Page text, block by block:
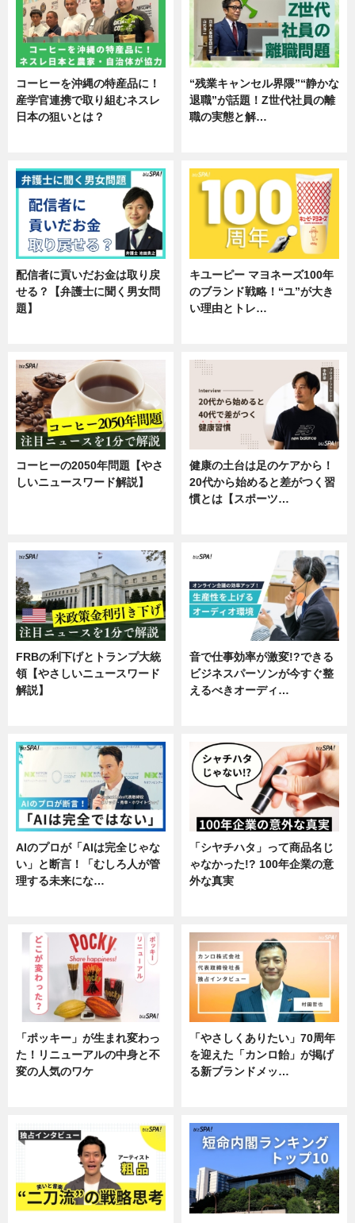
コーヒーを沖縄の特産品に！
産学官連携で取り組むネスレ
日本の狙いとは？
“残業キャンセル界隈”“静かな
退職”が話題！Z世代社員の離
職の実態と解…
配信者に貢いだお金は取り戻
せる？【弁護士に聞く男女問
題】
キユーピー マヨネーズ100年
のブランド戦略！“ユ”が大き
い理由とトレ…
コーヒーの2050年問題【やさ
しいニュースワード解説】
健康の土台は足のケアから！
20代から始めると差がつく習
慣とは【スポーツ…
FRBの利下げとトランプ大統
領【やさしいニュースワード
解説】
音で仕事効率が激変!?できる
ビジネスパーソンが今すぐ整
えるべきオーディ…
AIのプロが「AIは完全じゃな
い」と断言！「むしろ人が管
理する未来にな…
「シヤチハタ」って商品名じ
ゃなかった!? 100年企業の意
外な真実
「ポッキー」が生まれ変わっ
た！リニューアルの中身と不
変の人気のワケ
「やさしくありたい」70周年
を迎えた「カンロ飴」が掲げ
る新ブランドメッ…